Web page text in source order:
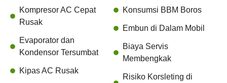
Kompresor AC Cepat
Rusak
Evaporator dan
Kondensor Tersumbat
Kipas AC Rusak
Konsumsi BBM Boros
Embun di Dalam Mobil
Biaya Servis
Membengkak
Risiko Korsleting di